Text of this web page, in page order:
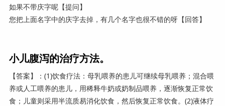
如果不带庆字呢【提问】
您把上面名字中的庆字去掉，有几个名字也很不错的呀【回答】
小儿腹泻的治疗方法。
【答案】：(1)饮食疗法：母乳喂养的患儿可继续母乳喂养；混合喂
养或人工喂养的患儿，用稀释牛奶或奶制品喂养，逐渐恢复正常饮
食；儿童则采用半流质易消化饮食，然后恢复正常饮食。(2)液体疗